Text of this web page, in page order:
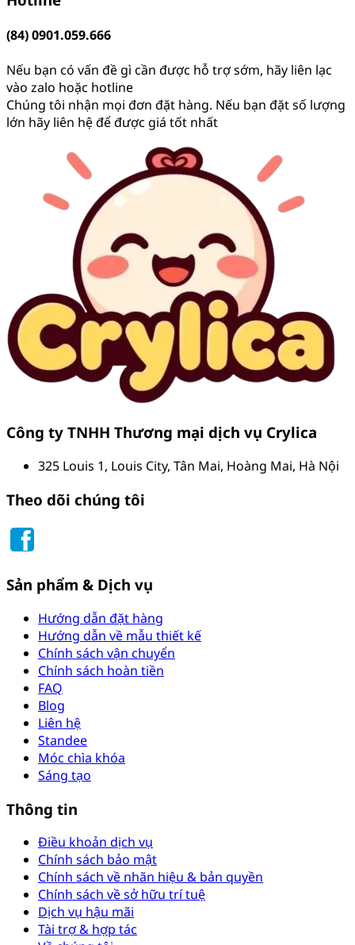
(84) 0901.059.666
Nếu bạn có vấn đề gì cần được hỗ trợ sớm, hãy liên lạc
vào zalo hoặc hotline
Chúng tôi nhận mọi đơn đặt hàng. Nếu bạn đặt số lượng
lớn hãy liên hệ để được giá tốt nhất
Công ty TNHH Thương mại dịch vụ Crylica
325 Louis 1, Louis City, Tân Mai, Hoàng Mai, Hà Nội
Theo dõi chúng tôi
Sản phẩm & Dịch vụ
Hướng dẫn đặt hàng
Hướng dẫn về mẫu thiết kế
Chính sách vận chuyển
Chính sách hoàn tiền
FAQ
Blog
Liên hệ
Standee
Móc chìa khóa
Sáng tạo
Thông tin
Điều khoản dịch vụ
Chính sách bảo mật
Chính sách về nhãn hiệu & bản quyền
Chính sách về sở hữu trí tuệ
Dịch vụ hậu mãi
Tài trợ & hợp tác